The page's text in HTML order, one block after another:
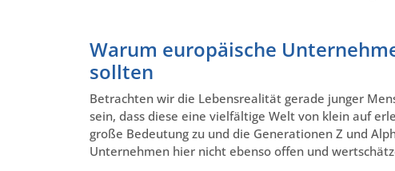
Warum europäische
sollten
Betrachten wir die Lebensrealität gerade junger
sein, dass diese eine vielfältige Welt von klein auf
große Bedeutung zu und die Generationen Z und
Unternehmen hier nicht ebenso offen und